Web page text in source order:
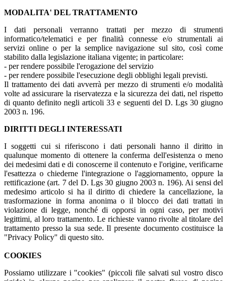
MODALITA' DEL TRATTAMENTO
I dati personali verranno trattati per mezzo di strumenti
informatico/telematici e per finalità connesse e/o strumentali ai
servizi online o per la semplice navigazione sul sito, così come
stabilito dalla legislazione italiana vigente; in particolare:
- per rendere possibile l'erogazione del servizio
- per rendere possibile l'esecuzione degli obblighi legali previsti.
Il trattamento dei dati avverrà per mezzo di strumenti e/o modalità
volte ad assicurare la riservatezza e la sicurezza dei dati, nel rispetto
di quanto definito negli articoli 33 e seguenti del D. Lgs 30 giugno
2003 n. 196.
DIRITTI DEGLI INTERESSATI
I soggetti cui si riferiscono i dati personali hanno il diritto in
qualunque momento di ottenere la conferma dell'esistenza o meno
dei medesimi dati e di conoscerne il contenuto e l'origine, verificarne
l'esattezza o chiederne l'integrazione o l'aggiornamento, oppure la
rettificazione (art. 7 del D. Lgs 30 giugno 2003 n. 196). Ai sensi del
medesimo articolo si ha il diritto di chiedere la cancellazione, la
trasformazione in forma anonima o il blocco dei dati trattati in
violazione di legge, nonché di opporsi in ogni caso, per motivi
legittimi, al loro trattamento. Le richieste vanno rivolte al titolare del
trattamento presso la sua sede. Il presente documento costituisce la
"Privacy Policy" di questo sito.
COOKIES
Possiamo utilizzare i "cookies" (piccoli file salvati sul vostro disco